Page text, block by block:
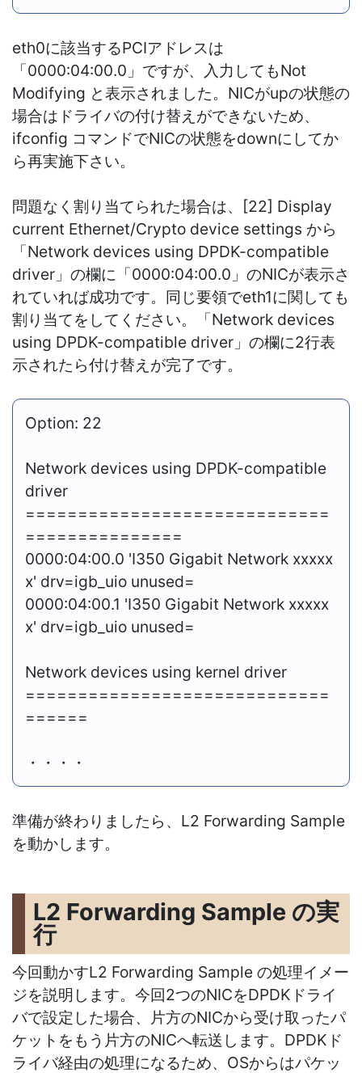
eth0に該当するPCIアドレスは
「0000:04:00.0」ですが、入力してもNot
Modifying と表示されました。NICがupの状態の
場合はドライバの付け替えができないため、
ifconfig コマンドでNICの状態をdownにしてか
ら再実施下さい。
問題なく割り当てられた場合は、 [22] Display
current Ethernet/Crypto device settings から
「Network devices using DPDK-compatible
driver」の欄に 「0000:04:00.0」 のNICが表示さ
れていれば成功です。 同じ要領でeth1に関しても
割り当てをしてください。
「Network devices
using DPDK-compatible driver」の欄に2行表
示されたら付け替えが完了です。
Option: 22
Network devices using DPDK-compatible
driver
=============================
===============
0000:04:00.0 'I350 Gigabit Network xxxxx
x' drv=igb_uio unused=
0000:04:00.1 'I350 Gigabit Network xxxxx
x' drv=igb_uio unused=
Network devices using kernel driver
=============================
======
・・・・
準備が終わりましたら、L2 Forwarding Sample
を動かします。
L2 Forwarding Sample の実
行
今回動かすL2 Forwarding Sample の処理イメー
ジを説明します。今回2つのNICをDPDKドライ
バで設定した場合、片方のNICから受け取ったパ
ケットをもう片方のNICへ転送します。DPDKド
ライバ経由の処理になるため、OSからはパケッ